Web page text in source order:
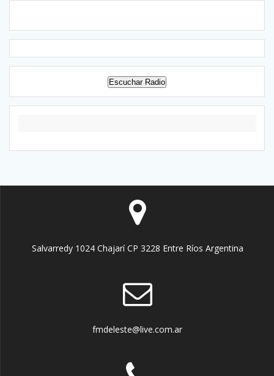
Escuchar Radio
Salvarredy 1024 Chajarí CP 3228 Entre Ríos Argentina
fmdeleste@live.com.ar